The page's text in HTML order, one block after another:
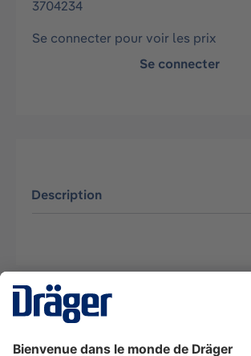
3704234
Se connecter pour voir les prix
Se connecter
Description
La technologie